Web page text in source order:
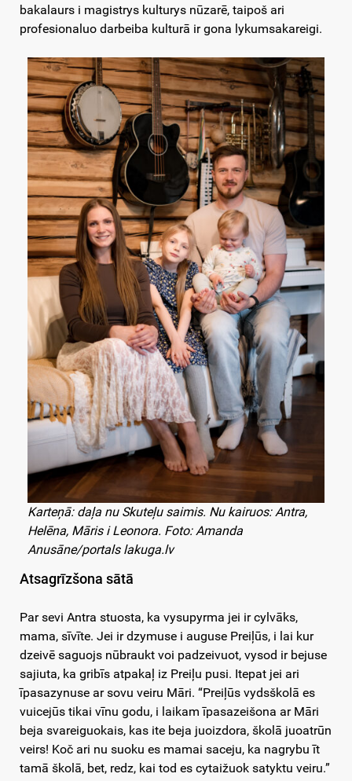
bakalaurs i magistrys kulturys nūzarē, taipoš ari
profesionaluo darbeiba kulturā ir gona lykumsakareigi.
Karteņā: daļa nu Skuteļu saimis. Nu kairuos: Antra,
Helēna, Māris i Leonora. Foto: Amanda
Anusāne/portals lakuga.lv
Atsagrīzšona sātā
Par sevi Antra stuosta, ka vysupyrma jei ir cylvāks,
mama, sīvīte. Jei ir dzymuse i auguse Preiļūs, i lai kur
dzeivē saguojs nūbraukt voi padzeivuot, vysod ir bejuse
sajiuta, ka gribīs atpakaļ iz Preiļu pusi. Itepat jei ari
īpasazynuse ar sovu veiru Māri. “Preiļūs vydsškolā es
vuicejūs tikai vīnu godu, i laikam īpasazeišona ar Māri
beja svareiguokais, kas ite beja juoizdora, školā juoatrūn
veirs! Koč ari nu suoku es mamai saceju, ka nagrybu īt
tamā školā, bet, redz, kai tod es cytaižuok satyktu veiru.”